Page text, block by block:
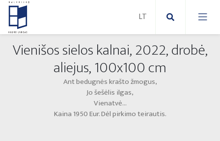
Nauji paveikslai
Abstraktūs paveikslai
Modernūs paveikslai
Naujos skulptūros
Lauko skulptūros
Vienišos sielos kalnai, 2022, drobė,
aliejus, 100x100 cm
Ant bedugnės krašto žmogus,
Jo šešėlis ilgas,
Vienatvė...
Kaina 1950 Eur. Dėl pirkimo teirautis.